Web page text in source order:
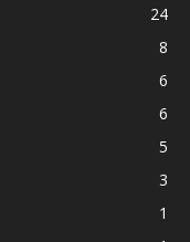
24
8
6
6
5
3
1